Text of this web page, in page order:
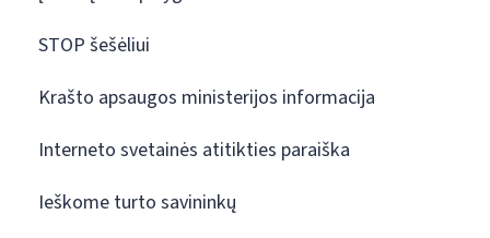
STOP šešėliui
Krašto apsaugos ministerijos informacija
Interneto svetainės atitikties paraiška
Ieškome turto savininkų